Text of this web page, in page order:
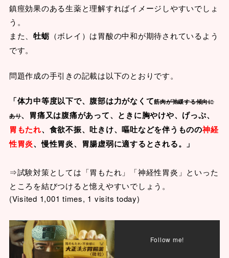
鎮痙効果のある生薬と理解すればイメージしやすいでしょ
う。
また、牡蛎 （ボレイ）は胃酸の中和が期待されているよう
です。
問題作成の手引きの記載は以下のとおりです。
「体力中等度以下で、腹部は力がなくて筋肉が弛緩する傾向に
あり、胃痛又は腹痛があって、ときに胸やけや、げっぷ、
胃もたれ、食欲不振、吐きけ、嘔吐などを伴うものの神経
性胃炎、慢性胃炎、胃腸虚弱に適するとされる。」
⇒試験対策としては「胃もたれ」「神経性胃炎」といった
ところを結びつけると憶えやすいでしょう。
(Visited 1,001 times, 1 visits today)
Follow me!